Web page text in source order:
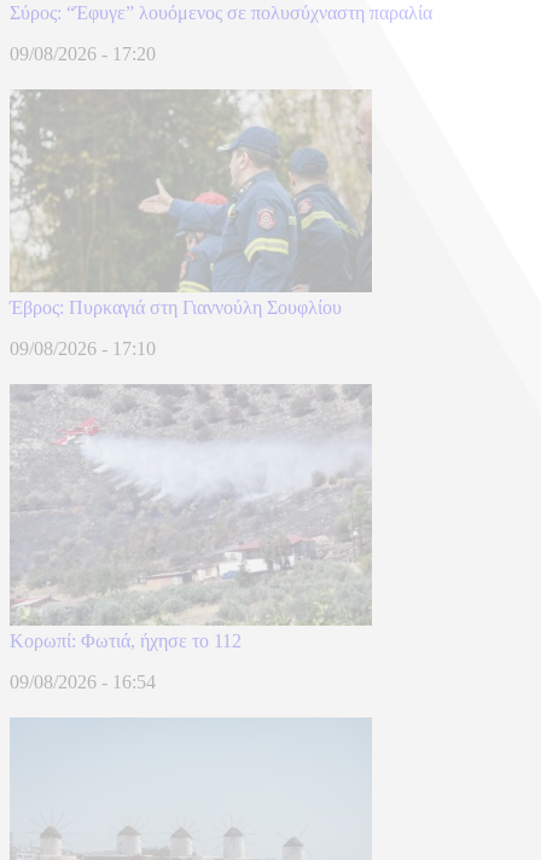
Σύρος: “Έφυγε” λουόμενος σε πολυσύχναστη παραλία
09/08/2026 - 17:20
Έβρος: Πυρκαγιά στη Γιαννούλη Σουφλίου
09/08/2026 - 17:10
Κορωπί: Φωτιά, ήχησε το 112
09/08/2026 - 16:54